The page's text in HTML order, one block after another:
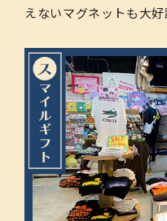
えないマグネットも大